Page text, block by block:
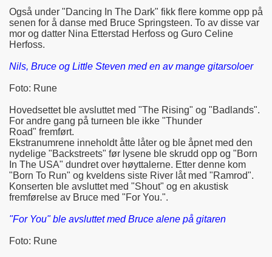
Også under "Dancing In The Dark" fikk flere komme opp på
senen for å danse med Bruce Springsteen. To av disse var
mor og datter Nina Etterstad Herfoss og Guro Celine
Herfoss.
Nils, Bruce og Little Steven med en av mange gitarsoloer
Foto: Rune
Hovedsettet ble avsluttet med "The Rising" og "Badlands".
For andre gang på turneen ble ikke "Thunder
Road" fremført.
Ekstranumrene inneholdt åtte låter og ble åpnet med den
nydelige "Backstreets" før lysene ble skrudd opp og "Born
In The USA" dundret over høyttalerne. Etter denne kom
"Born To Run" og kveldens siste River låt med "Ramrod".
Konserten ble avsluttet med "Shout" og en akustisk
fremførelse av Bruce med "For You.".
"For You" ble avsluttet med Bruce alene på gitaren
Foto: Rune